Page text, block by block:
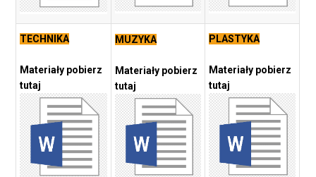
TECHNIKA
Materiały pobierz
tutaj
MUZYKA
Materiały pobierz
tutaj
PLASTYKA
Materiały pobierz
tutaj